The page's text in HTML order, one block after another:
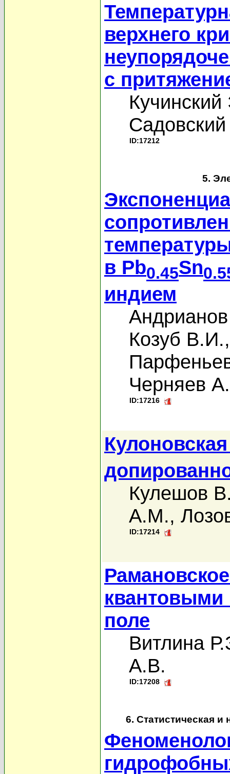
верхнего
с
ID:17212
5.
в Pb0.45Sn
индием
Козуб В.И.
Черняев
ID:17216
Кулешов
А.М.,
ID:17214
квантовыми
поле
Витлина
А.В.
ID:17208
6. Статистическая